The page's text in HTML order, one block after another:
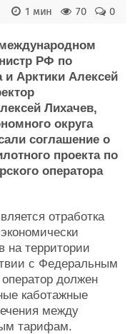
флота
службы
0
70
1 мин
РФ по
и Арктики Алексей
Лихачев,
округа
соглашение о
проекта по
оператора
отработка
на территории
с Федеральным
должен
каботажные
между
тарифам.